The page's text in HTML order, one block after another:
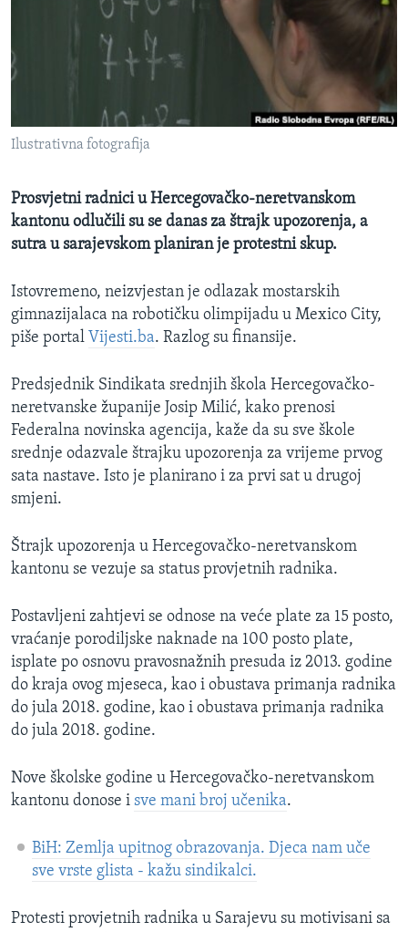
O GLASU AMERIKE
PRATITE NAS
Ilustrativna fotografija
Prosvjetni radnici u Hercegovačko-neretvanskom
kantonu odlučili su se danas za štrajk upozorenja, a
sutra u sarajevskom planiran je protestni skup.
Istovremeno, neizvjestan je odlazak mostarskih
gimnazijalaca na robotičku olimpijadu u Mexico City,
piše portal Vijesti.ba. Razlog su finansije.
Predsjednik Sindikata srednjih škola Hercegovačko-
neretvanske županije Josip Milić, kako prenosi
Federalna novinska agencija, kaže da su sve škole
srednje odazvale štrajku upozorenja za vrijeme prvog
sata nastave. Isto je planirano i za prvi sat u drugoj
smjeni.
Štrajk upozorenja u Hercegovačko-neretvanskom
kantonu se vezuje sa status provjetnih radnika.
Postavljeni zahtjevi se odnose na veće plate za 15 posto,
vraćanje porodiljske naknade na 100 posto plate,
isplate po osnovu pravosnažnih presuda iz 2013. godine
do kraja ovog mjeseca, kao i obustava primanja radnika
do jula 2018. godine, kao i obustava primanja radnika
do jula 2018. godine.
Nove školske godine u Hercegovačko-neretvanskom
kantonu donose i sve mani broj učenika.
BiH: Zemlja upitnog obrazovanja. Djeca nam uče
sve vrste glista - kažu sindikalci.
Protesti provjetnih radnika u Sarajevu su motivisani sa